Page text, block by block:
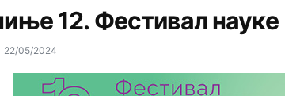
12. Фестивал науке
22/05/2024